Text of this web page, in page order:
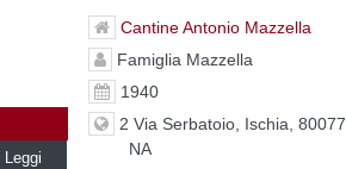
Leggi
Cantine Antonio Mazzella
Famiglia Mazzella
1940
2 Via Serbatoio, Ischia, 80077,
NA